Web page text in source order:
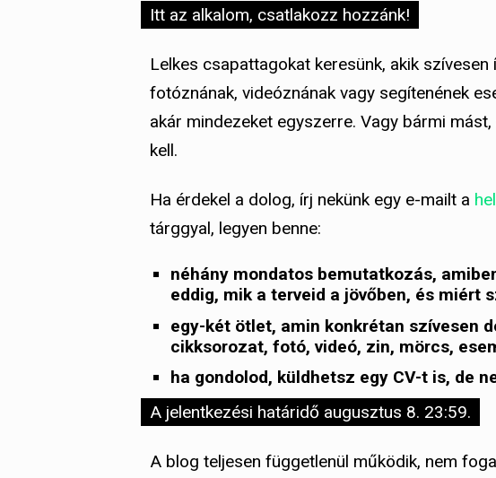
Itt az alkalom, csatlakozz hozzánk!
Lelkes csapattagokat keresünk, akik
fotóznának, videóznának vagy segítenének
akár mindezeket egyszerre. Vagy bármi
kell.
Ha érdekel a dolog, írj nekünk egy e-mailt a
tárggyal, legyen benne:
néhány mondatos bemutatkozás,
eddig, mik a terveid a jövőben, és miért
egy-két ötlet, amin konkrétan szívesen
cikksorozat, fotó, videó, zin, mörcs,
ha gondolod, küldhetsz egy CV-t is, de
A jelentkezési határidő augusztus 8. 23:59.
A blog teljesen függetlenül működik, nem